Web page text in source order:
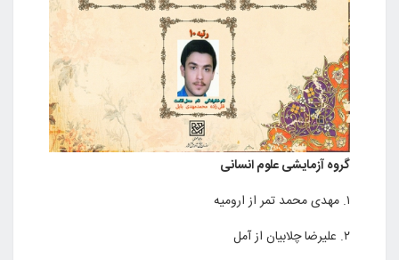
گروه آزمایشی علوم انسانی
۱. مهدی محمد تمر از ارومیه
۲. علیرضا چلابیان از آمل